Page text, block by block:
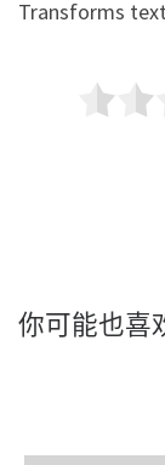
Transforms
你可能也喜